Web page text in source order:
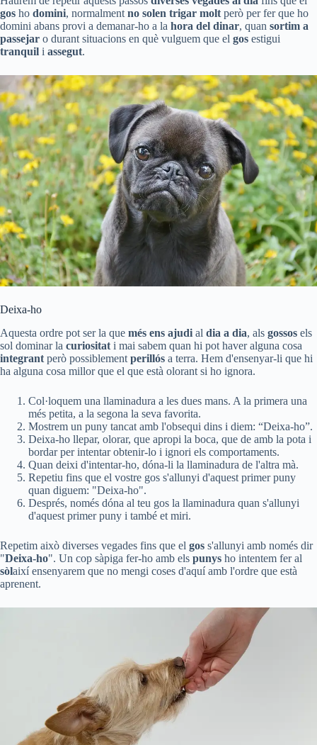
gos ho domini, normalment no solen trigar molt però per fer que ho
domini abans provi a demanar-ho a la hora del dinar, quan sortim a
passejar o durant situacions en què vulguem que el gos estigui
tranquil i assegut.
Deixa-ho
Aquesta ordre pot ser la que més ens ajudi al dia a dia, als gossos els
sol dominar la curiositat i mai sabem quan hi pot haver alguna cosa
integrant però possiblement perillós a terra. Hem d'ensenyar-li que hi
ha alguna cosa millor que el que està olorant si ho ignora.
Col·loquem una llaminadura a les dues mans. A la primera una
més petita, a la segona la seva favorita.
Mostrem un puny tancat amb l'obsequi dins i diem: “Deixa-ho”.
Deixa-ho llepar, olorar, que apropi la boca, que de amb la pota i
bordar per intentar obtenir-lo i ignori els comportaments.
Quan deixi d'intentar-ho, dóna-li la llaminadura de l'altra mà.
Repetiu fins que el vostre gos s'allunyi d'aquest primer puny
quan diguem: "Deixa-ho".
Després, només dóna al teu gos la llaminadura quan s'allunyi
d'aquest primer puny i també et miri.
Repetim això diverses vegades fins que el gos s'allunyi amb només dir
"Deixa-ho". Un cop sàpiga fer-ho amb els punys ho intentem fer al
sòlaixí ensenyarem que no mengi coses d'aquí amb l'ordre que està
aprenent.